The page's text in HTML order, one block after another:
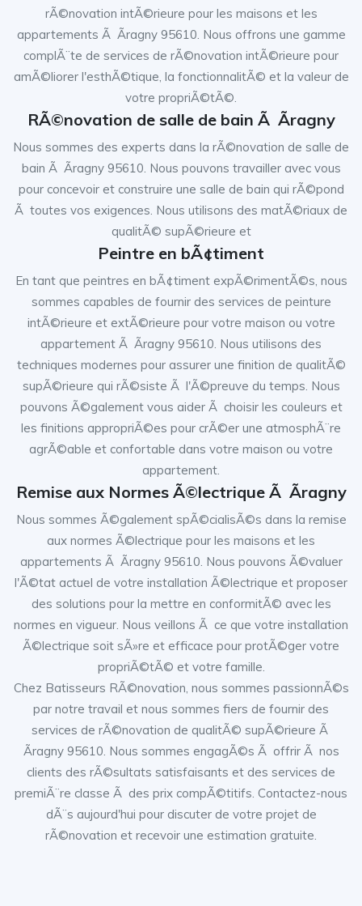
rÃ©novation intÃ©rieure pour les maisons et les
appartements Ã Ãragny 95610. Nous offrons une gamme
complÃ¨te de services de rÃ©novation intÃ©rieure pour
amÃ©liorer l'esthÃ©tique, la fonctionnalitÃ© et la valeur de
votre propriÃ©tÃ©.
RÃ©novation de salle de bain Ã Ãragny
Nous sommes des experts dans la rÃ©novation de salle de
bain Ã Ãragny 95610. Nous pouvons travailler avec vous
pour concevoir et construire une salle de bain qui rÃ©pond
Ã toutes vos exigences. Nous utilisons des matÃ©riaux de
qualitÃ© supÃ©rieure et
Peintre en bÃ¢timent
En tant que peintres en bÃ¢timent expÃ©rimentÃ©s, nous
sommes capables de fournir des services de peinture
intÃ©rieure et extÃ©rieure pour votre maison ou votre
appartement Ã Ãragny 95610. Nous utilisons des
techniques modernes pour assurer une finition de qualitÃ©
supÃ©rieure qui rÃ©siste Ã l'Ã©preuve du temps. Nous
pouvons Ã©galement vous aider Ã choisir les couleurs et
les finitions appropriÃ©es pour crÃ©er une atmosphÃ¨re
agrÃ©able et confortable dans votre maison ou votre
appartement.
Remise aux Normes Ã©lectrique Ã Ãragny
Nous sommes Ã©galement spÃ©cialisÃ©s dans la remise
aux normes Ã©lectrique pour les maisons et les
appartements Ã Ãragny 95610. Nous pouvons Ã©valuer
l'Ã©tat actuel de votre installation Ã©lectrique et proposer
des solutions pour la mettre en conformitÃ© avec les
normes en vigueur. Nous veillons Ã ce que votre installation
Ã©lectrique soit sÃ»re et efficace pour protÃ©ger votre
propriÃ©tÃ© et votre famille.
Chez Batisseurs RÃ©novation, nous sommes passionnÃ©s
par notre travail et nous sommes fiers de fournir des
services de rÃ©novation de qualitÃ© supÃ©rieure Ã
Ãragny 95610. Nous sommes engagÃ©s Ã offrir Ã nos
clients des rÃ©sultats satisfaisants et des services de
premiÃ¨re classe Ã des prix compÃ©titifs. Contactez-nous
dÃ¨s aujourd'hui pour discuter de votre projet de
rÃ©novation et recevoir une estimation gratuite.